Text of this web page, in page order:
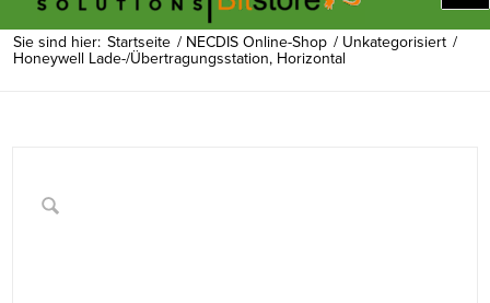
Sie sind hier: Startseite / NECDIS Online-Shop / Unkategorisiert /
Honeywell Lade-/Übertragungsstation, Horizontal